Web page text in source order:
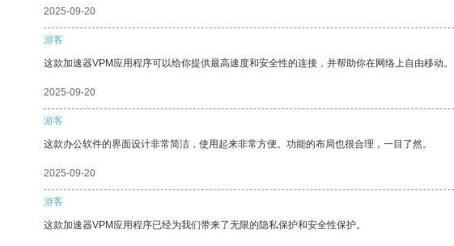
2025-09-20
游客
这款加速器VPM应用程序可以给你提供最高速度和安全性的连接，并帮助你在网络上自由移动。
2025-09-20
游客
这款办公软件的界面设计非常简洁，使用起来非常方便。功能的布局也很合理，一目了然。
2025-09-20
游客
这款加速器VPM应用程序已经为我们带来了无限的隐私保护和安全性保护。